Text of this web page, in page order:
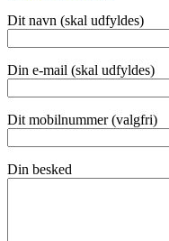
Dit navn (skal udfyldes)
Din e-mail (skal udfyldes)
Dit mobilnummer (valgfri)
Din besked